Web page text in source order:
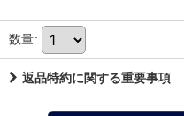
数量:
返品特約に関する重要事項